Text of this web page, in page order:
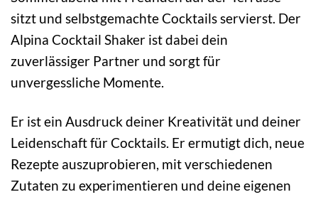
sitzt und selbstgemachte Cocktails servierst. Der
Alpina Cocktail Shaker ist dabei dein
zuverlässiger Partner und sorgt für
unvergessliche Momente.
Er ist ein Ausdruck deiner Kreativität und deiner
Leidenschaft für Cocktails. Er ermutigt dich, neue
Rezepte auszuprobieren, mit verschiedenen
Zutaten zu experimentieren und deine eigenen